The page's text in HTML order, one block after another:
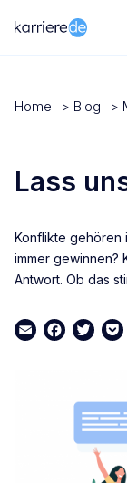
Home > Blog >
Lass
Konflikte gehören
immer gewinnen?
Antwort. Ob das
EmailFacebook
Twitter